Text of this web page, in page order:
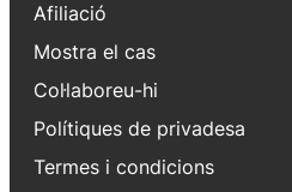
Afiliació
Mostra el cas
Col·laboreu-hi
Polítiques de privadesa
Termes i condicions